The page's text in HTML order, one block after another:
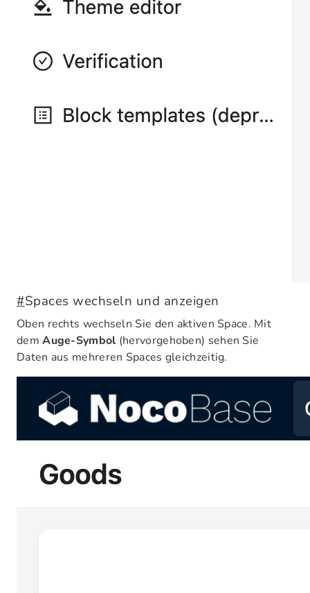
#Spaces wechseln und anzeigen
Oben rechts wechseln Sie den aktiven Space. Mit
demAuge-Symbol (hervorgehoben) sehen Sie
Daten aus mehreren Spaces gleichzeitig.